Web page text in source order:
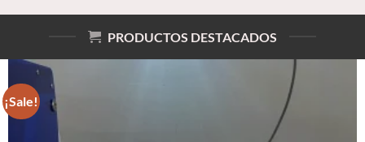
PRODUCTOS DESTACADOS
¡Sale!